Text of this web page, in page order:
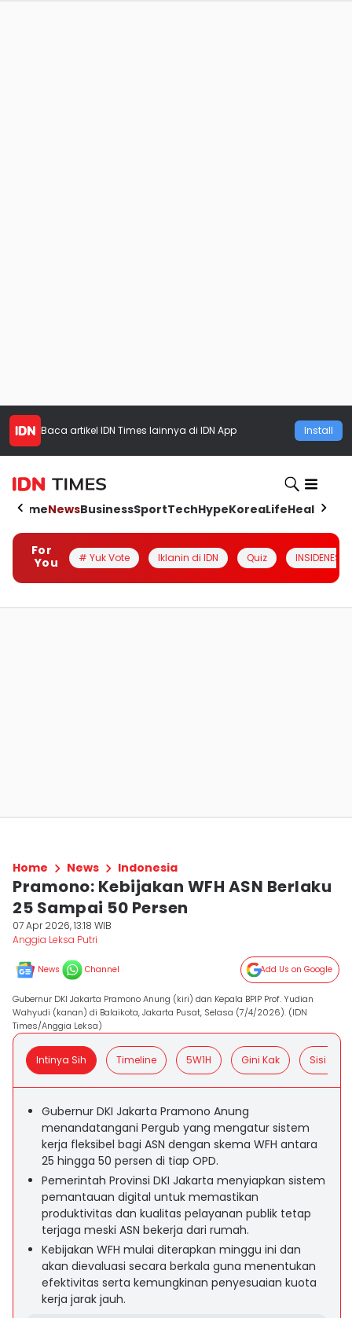
Baca artikel IDN Times lainnya di IDN App Install
HomeNewsBusinessSportTechHypeKoreaLifeHealth
For
You
# Yuk Vote Iklanin di IDN Quiz INSIDENESIA
Home News Indonesia
Pramono: Kebijakan WFH ASN Berlaku
25 Sampai 50 Persen
07 Apr 2026, 13:18 WIB
Anggia Leksa Putri
News Channel Add Us on Google
Gubernur DKI Jakarta Pramono Anung (kiri) dan Kepala BPIP Prof. Yudian
Wahyudi (kanan) di Balaikota, Jakarta Pusat, Selasa (7/4/2026). (IDN
Times/Anggia Leksa)
Intinya Sih Timeline 5W1H Gini Kak Sisi
Gubernur DKI Jakarta Pramono Anung
menandatangani Pergub yang mengatur sistem
kerja fleksibel bagi ASN dengan skema WFH antara
25 hingga 50 persen di tiap OPD.
Pemerintah Provinsi DKI Jakarta menyiapkan sistem
pemantauan digital untuk memastikan
produktivitas dan kualitas pelayanan publik tetap
terjaga meski ASN bekerja dari rumah.
Kebijakan WFH mulai diterapkan minggu ini dan
akan dievaluasi secara berkala guna menentukan
efektivitas serta kemungkinan penyesuaian kuota
kerja jarak jauh.